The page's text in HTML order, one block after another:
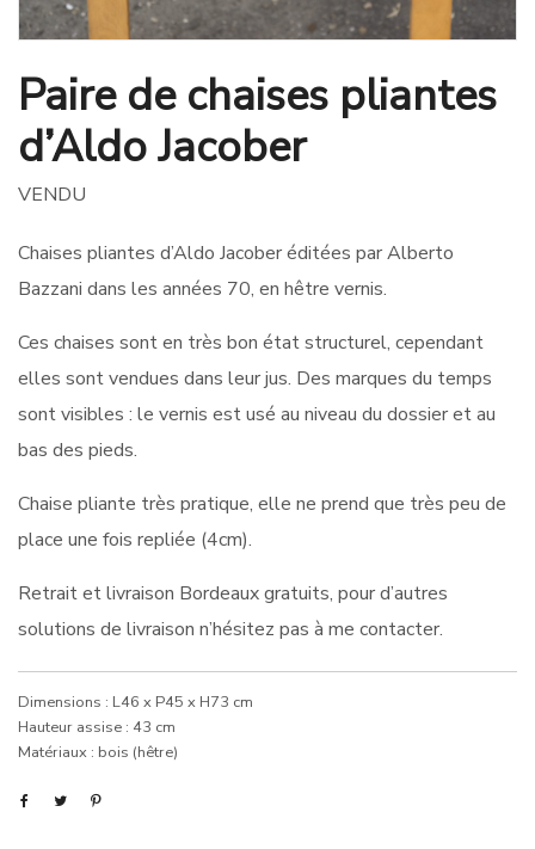
Paire de chaises pliantes
d’Aldo Jacober
VENDU
Chaises pliantes d’Aldo Jacober éditées par Alberto
Bazzani dans les années 70, en hêtre vernis.
Ces chaises sont en très bon état structurel, cependant
elles sont vendues dans leur jus. Des marques du temps
sont visibles : le vernis est usé au niveau du dossier et au
bas des pieds.
Chaise pliante très pratique, elle ne prend que très peu de
place une fois repliée (4cm).
Retrait et livraison Bordeaux gratuits, pour d’autres
solutions de livraison n’hésitez pas à me contacter.
Dimensions : L46 x P45 x H73 cm
Hauteur assise : 43 cm
Matériaux : bois (hêtre)